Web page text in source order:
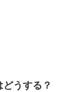
うする？